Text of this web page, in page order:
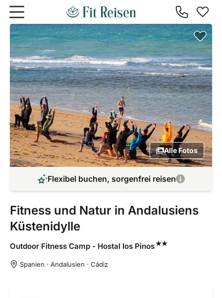
Zum Hauptinhalt springen
Alle Fotos
Flexibel buchen, sorgenfrei reisen
Fitness und Natur in Andalusiens
Küstenidylle
Outdoor Fitness Camp - Hostal los Pinos
Spanien · Andalusien · Cádiz